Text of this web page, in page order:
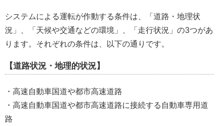
システムによる運転が作動する条件は、「道路・地理状
況」、「天候や交通などの環境」、「走行状況」の3つがあ
ります。それぞれの条件は、以下の通りです。
【道路状況・地理的状況】
・高速自動車国道や都市高速道路
・高速自動車国道や都市高速道路に接続する自動車専用道
路